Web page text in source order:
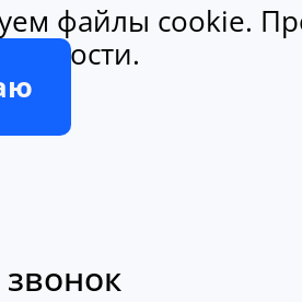
файлы cookie.